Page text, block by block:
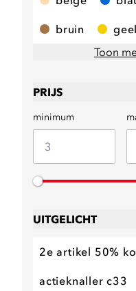
bruin geel
Toon
PRIJS
minimum
UITGELICHT
2e artikel 50%
actieknaller c33